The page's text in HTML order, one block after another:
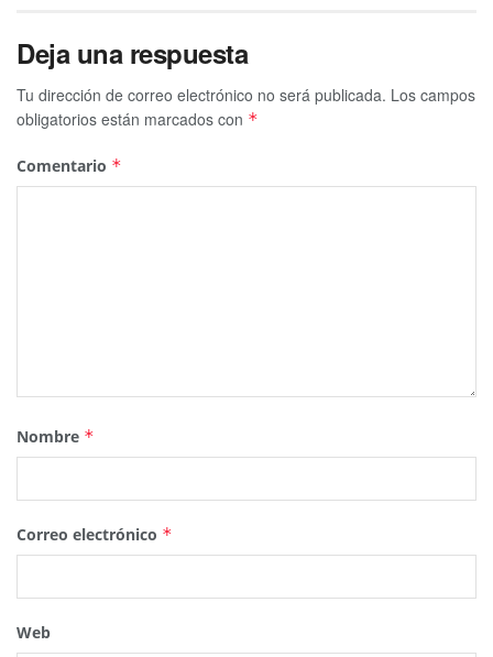
Deja una respuesta
Tu dirección de correo electrónico no será publicada. Los campos
obligatorios están marcados con *
Comentario *
Nombre *
Correo electrónico *
Web